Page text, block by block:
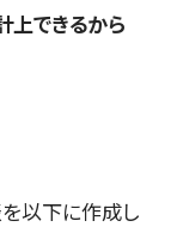
上できるから
以下に作成し